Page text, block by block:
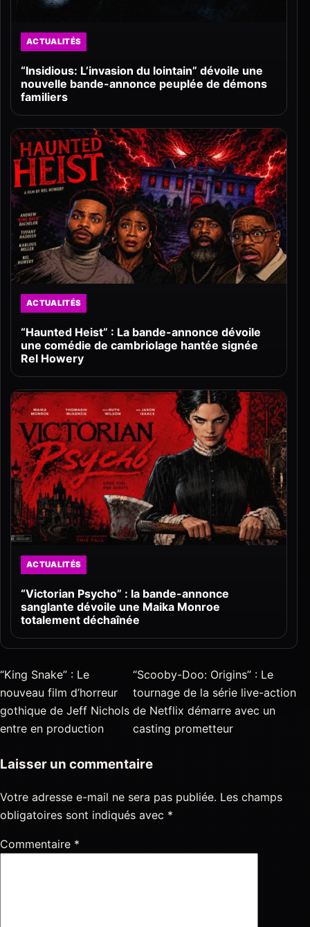
ACTUALITÉS
“Insidious: L’invasion du lointain” dévoile une
nouvelle bande-annonce peuplée de démons
familiers
ACTUALITÉS
“Haunted Heist” : La bande-annonce dévoile
une comédie de cambriolage hantée signée
Rel Howery
ACTUALITÉS
“Victorian Psycho” : la bande-annonce
sanglante dévoile une Maika Monroe
totalement déchaînée
“King Snake” : Le
nouveau film d’horreur
gothique de Jeff Nichols
entre en production
“Scooby-Doo: Origins” : Le
tournage de la série live-action
de Netflix démarre avec un
casting prometteur
Laisser un commentaire
Votre adresse e-mail ne sera pas publiée. Les champs
obligatoires sont indiqués avec *
Commentaire *